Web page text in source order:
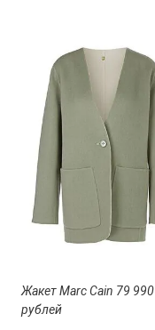
Жакет Marc Cain 79 990
рублей